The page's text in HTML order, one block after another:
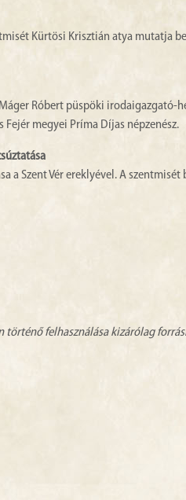
Kürtösi Krisztián atya mutatja
Róbert püspöki irodaigazgató-
megyei Príma Díjas népzenész.
a Szent Vér ereklyével. A
felhasználása kizárólag